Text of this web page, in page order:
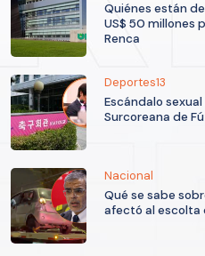
Quiénes están
US$ 50 millones
Renca
Deportes13
Escándalo
Surcoreana de
Nacional
Qué se sabe
afectó al escolta